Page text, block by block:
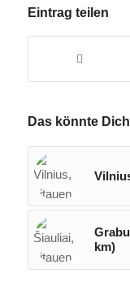
Eintrag teilen
Das könnte
km)